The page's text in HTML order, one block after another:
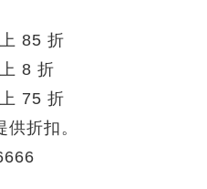
85 折
8 折
75 折
供折扣。